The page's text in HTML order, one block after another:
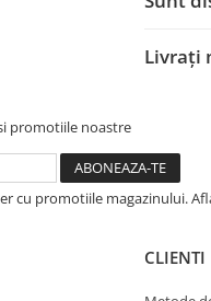
Livrați
promotiile noastre
cu promotiile magazinului.
CLIENTI